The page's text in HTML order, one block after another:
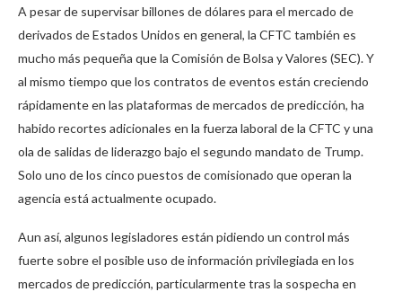
A pesar de supervisar billones de dólares para el mercado de
derivados de Estados Unidos en general, la CFTC también es
mucho más pequeña que la Comisión de Bolsa y Valores (SEC). Y
al mismo tiempo que los contratos de eventos están creciendo
rápidamente en las plataformas de mercados de predicción, ha
habido recortes adicionales en la fuerza laboral de la CFTC y una
ola de salidas de liderazgo bajo el segundo mandato de Trump.
Solo uno de los cinco puestos de comisionado que operan la
agencia está actualmente ocupado.
Aun así, algunos legisladores están pidiendo un control más
fuerte sobre el posible uso de información privilegiada en los
mercados de predicción, particularmente tras la sospecha en